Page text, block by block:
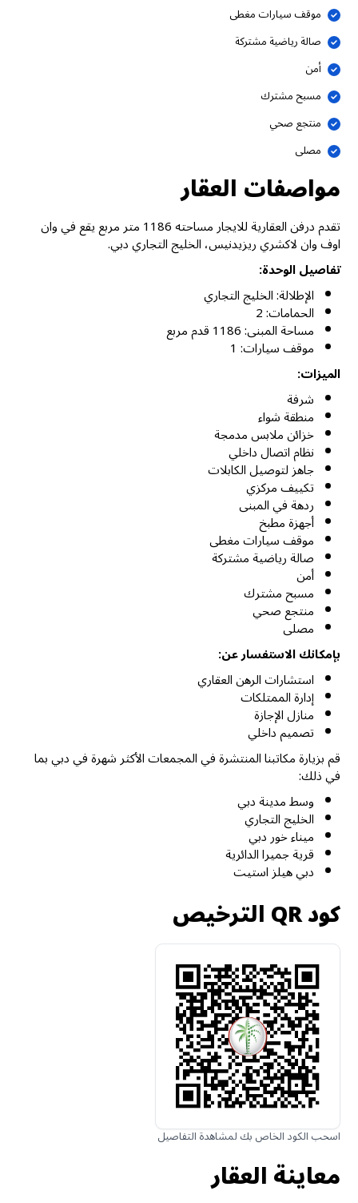
موقف سيارات مغطى
صالة رياضية مشتركة
أمن
مسبح مشترك
منتجع صحي
مصلى
مواصفات العقار
تقدم درفن العقارية للايجار مساحته 1186 متر مربع يقع في وان
اوف وان لاكشري ريزيدنيس، الخليج التجاري دبي.
تفاصيل الوحدة:
الإطلالة: الخليج التجاري
الحمامات: 2
مساحة المبنى: 1186 قدم مربع
موقف سيارات: 1
الميزات:
شرفة
منطقة شواء
خزائن ملابس مدمجة
نظام اتصال داخلي
جاهز لتوصيل الكابلات
تكييف مركزي
ردهة في المبنى
أجهزة مطبخ
موقف سيارات مغطى
صالة رياضية مشتركة
أمن
مسبح مشترك
منتجع صحي
مصلى
بإمكانك الاستفسار عن:
استشارات الرهن العقاري
إدارة الممتلكات
منازل الإجازة
تصميم داخلي
قم بزيارة مكاتبنا المنتشرة في المجمعات الأكثر شهرة في دبي بما
في ذلك:
وسط مدينة دبي
الخليج التجاري
ميناء خور دبي
قرية جميرا الدائرية
دبي هيلز استيت
كود QR الترخيص
اسحب الكود الخاص بك لمشاهدة التفاصيل
معاينة العقار